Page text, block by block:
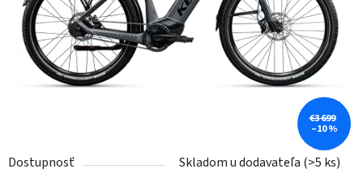
Dostupnosť Skladom u dodavateľa (>5 ks)
€3 699
–10 %